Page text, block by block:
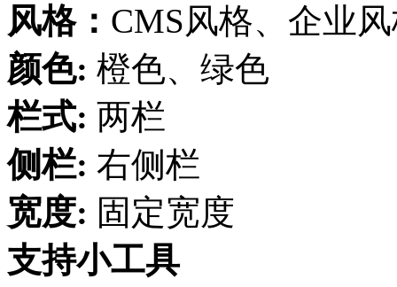
风格： CMS风格、企业
颜色: 橙色、绿色
栏式: 两栏
侧栏: 右侧栏
宽度: 固定宽度
支持小工具